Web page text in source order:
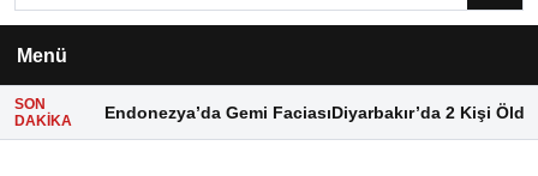
Menü
SON
DAKIKA
Endonezya’da Gemi FaciasıDiyarbakır’da 2 Kişi Öldü